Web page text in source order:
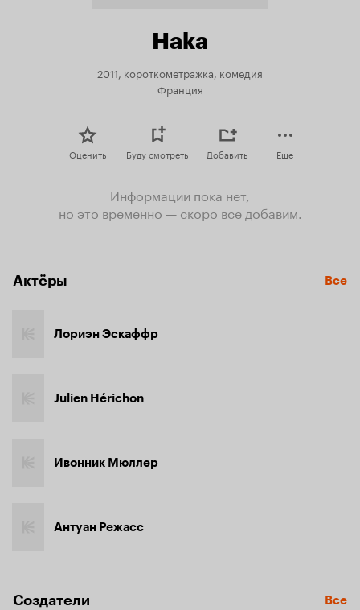
Haka
2011, короткометражка, комедия
Франция
Оценить Буду смотреть Добавить Еще
Информации пока нет,
но это временно — скоро все добавим.
Актёры Все
Лориэн Эскаффр
Julien Hérichon
Ивонник Мюллер
Антуан Режасс
Создатели Все